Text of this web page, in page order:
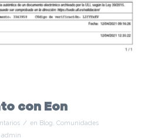
con Eon
/ en Blog Comunidades
admin